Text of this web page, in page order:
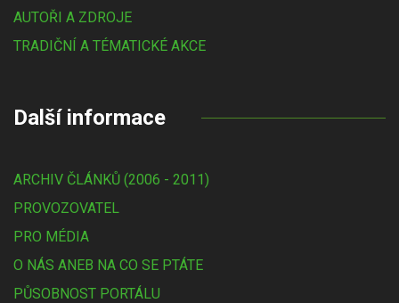
AUTOŘI A ZDROJE
TRADIČNÍ A TÉMATICKÉ AKCE
Další informace
ARCHIV ČLÁNKŮ (2006 - 2011)
PROVOZOVATEL
PRO MÉDIA
O NÁS ANEB NA CO SE PTÁTE
PŮSOBNOST PORTÁLU